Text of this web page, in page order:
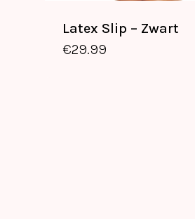
Latex Slip – Zwart
€29.99